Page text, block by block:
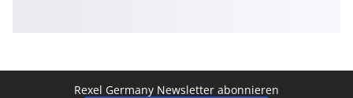
Rexel Germany Newsletter abonnieren